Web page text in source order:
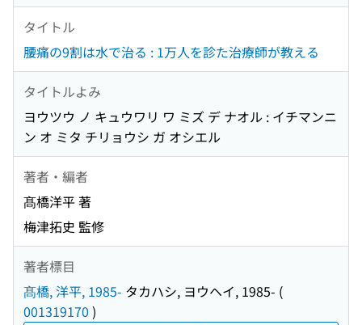
タイトル
腰痛の9割は水で治る : 1万人を診た治療師が教える
タイトルよみ
ヨウツウ ノ キュウワリ ワ ミズ デ ナオル : イチマンニ
ン オ ミタ チリョウシ ガ オシエル
著者・編者
髙橋洋平 著
梅津拓史 監修
著者標目
髙橋, 洋平, 1985- タカハシ, ヨウヘイ, 1985- (
001319170 )